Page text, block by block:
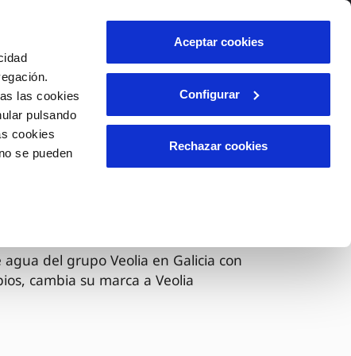
las cookies
pulsando
cookies
se pueden
Aceptar cookies
Configurar
Rechazar cookies
INCIDENCIAS
Comunica anomalías o posibles
Área de clientes
del grupo Veolia en Galicia con
cambia su marca a Veolia